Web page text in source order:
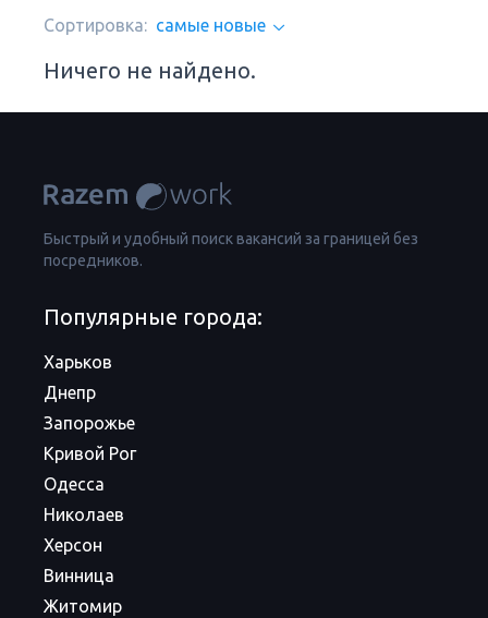
Сортировка: самые новые
Ничего не найдено.
Быстрый и удобный поиск вакансий за границей без
посредников.
Популярные города:
Харьков
Днепр
Запорожье
Кривой Рог
Одесса
Николаев
Херсон
Винница
Житомир